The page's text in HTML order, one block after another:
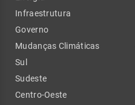
Infraestrutura
Governo
Mudanças Climáticas
Sul
Sudeste
Centro-Oeste